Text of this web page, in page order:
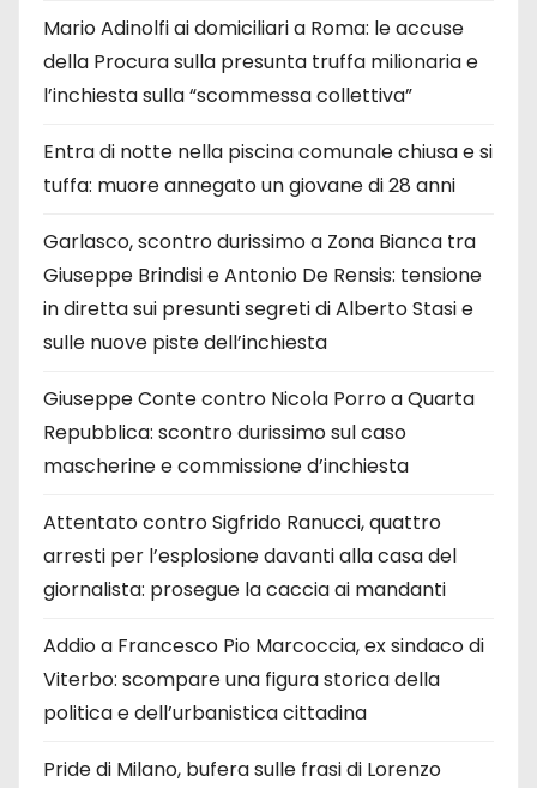
Mario Adinolfi ai domiciliari a Roma: le accuse
della Procura sulla presunta truffa milionaria e
l’inchiesta sulla “scommessa collettiva”
Entra di notte nella piscina comunale chiusa e si
tuffa: muore annegato un giovane di 28 anni
Garlasco, scontro durissimo a Zona Bianca tra
Giuseppe Brindisi e Antonio De Rensis: tensione
in diretta sui presunti segreti di Alberto Stasi e
sulle nuove piste dell’inchiesta
Giuseppe Conte contro Nicola Porro a Quarta
Repubblica: scontro durissimo sul caso
mascherine e commissione d’inchiesta
Attentato contro Sigfrido Ranucci, quattro
arresti per l’esplosione davanti alla casa del
giornalista: prosegue la caccia ai mandanti
Addio a Francesco Pio Marcoccia, ex sindaco di
Viterbo: scompare una figura storica della
politica e dell’urbanistica cittadina
Pride di Milano, bufera sulle frasi di Lorenzo